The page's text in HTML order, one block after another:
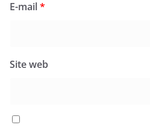
E-mail*
Site web